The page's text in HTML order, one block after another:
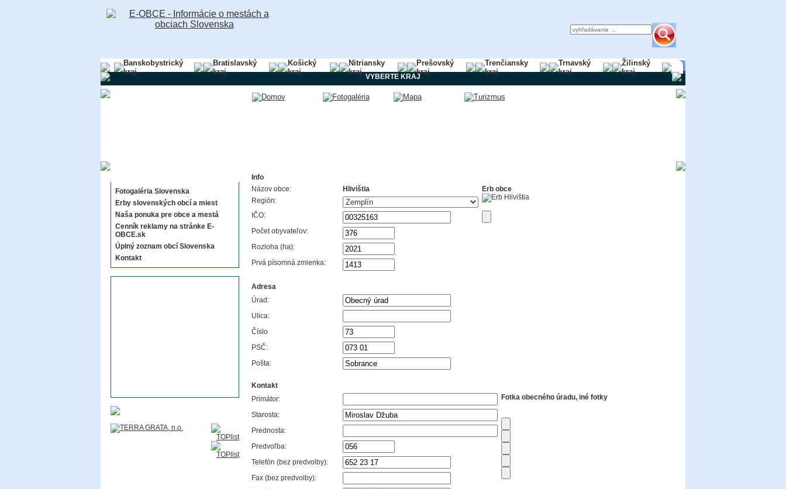
Banskobystrický
kraj
Bratislavský
kraj
Košický
kraj
Nitriansky
kraj
Prešovský
kraj
Trenčiansky
kraj
Trnavský
kraj
Žilinský
kraj
VYBERTE KRAJ
Fotogaléria Slovenska
Erby slovenských obcí a miest
Naša ponuka pre obce a mestá
Cenník reklamy na stránke E-
OBCE.sk
Úplný zoznam obcí Slovenska
Kontakt
Info
Názov obce:
Hlivištia
Erb obce
Región:
IČO:
Počet obyvateľov:
Rozloha (ha):
Prvá písomná zmienka:
Adresa
Úrad:
Ulica:
Číslo
PSČ:
Pošta:
Kontakt
Primátor:
Fotka obecného úradu, iné fotky
Starosta:
Prednosta:
Predvoľba:
Telefón (bez predvolby):
Fax (bez predvolby):